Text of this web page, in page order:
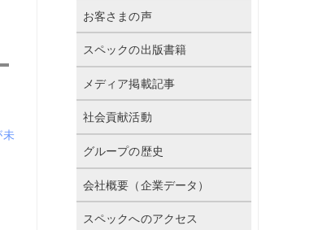
未
お客さまの声
スペックの出版書籍
メディア掲載記事
社会貢献活動
グループの歴史
会社概要（企業データ）
スペックへのアクセス